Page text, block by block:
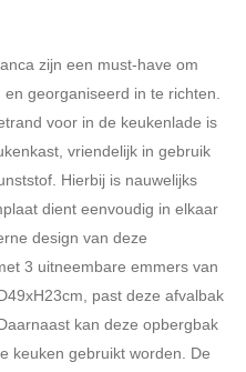
zijn een must-have om
georganiseerd in te richten.
voor in de keukenlade is
vriendelijk in gebruik
Hierbij is nauwelijks
dient eenvoudig in elkaar
design van deze
3 uitneembare emmers van
past deze afvalbak
kan deze opbergbak
keuken gebruikt worden. De